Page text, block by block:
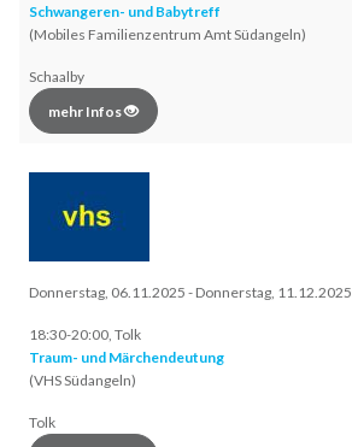
Schwangeren- und Babytreff
(Mobiles Familienzentrum Amt Südangeln)
Schaalby
mehr Infos
Donnerstag, 06.11.2025 - Donnerstag, 11.12.2025
18:30-20:00, Tolk
Traum- und Märchendeutung
(VHS Südangeln)
Tolk